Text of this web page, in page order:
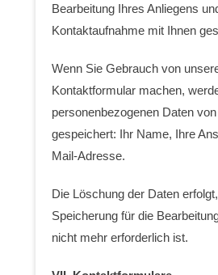
Bearbeitung Ihres Anliegens
Kontaktaufnahme mit Ihnen
Wenn Sie Gebrauch von
Kontaktformular machen,
personenbezogenen Daten
gespeichert: Ihr Name, Ihre
Mail-Adresse.
Die Löschung der Daten
Speicherung für die
nicht mehr erforderlich ist.